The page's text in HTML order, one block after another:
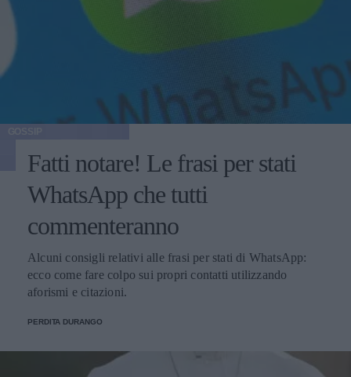
Fatti notare! Le frasi per stati
WhatsApp che tutti
commenteranno
Alcuni consigli relativi alle frasi per stati di WhatsApp:
ecco come fare colpo sui propri contatti utilizzando
aforismi e citazioni.
PERDITA DURANGO